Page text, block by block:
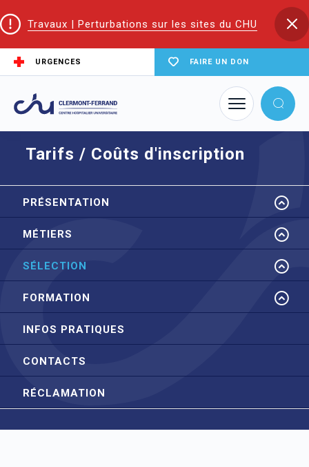
Travaux | Perturbations sur les sites du CHU
URGENCES FAIRE UN DON
Accueil
EIFS | Écoles et Instituts de Formation en Santé
ESF
Sélection Tarifs / Coûts d'inscription
Tarifs / Coûts d'inscription
PRÉSENTATION
MÉTIERS
SÉLECTION
FORMATION
INFOS PRATIQUES
CONTACTS
RÉCLAMATION